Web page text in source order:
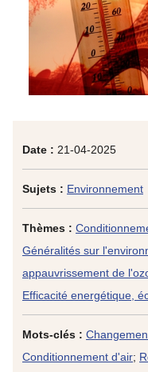
Date : 21-04-2025
Sujets : Environnement
Thèmes :
Généralités sur
appauvrissement de
Efficacité energétique,
Mots-clés :
Conditionnement d'air;